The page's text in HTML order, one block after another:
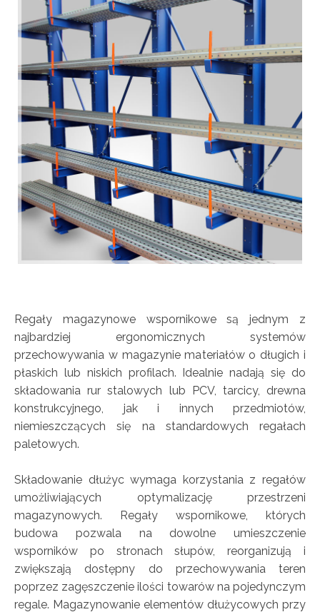
Regały magazynowe wspornikowe są jednym z
najbardziej ergonomicznych systemów
przechowywania w magazynie materiałów o długich i
płaskich lub niskich profilach. Idealnie nadają się do
składowania rur stalowych lub PCV, tarcicy, drewna
konstrukcyjnego, jak i innych przedmiotów,
niemieszczących się na standardowych regałach
paletowych.
Składowanie dłużyc wymaga korzystania z regałów
umożliwiających optymalizację przestrzeni
magazynowych. Regały wspornikowe, których
budowa pozwala na dowolne umieszczenie
wsporników po stronach słupów, reorganizują i
zwiększają dostępny do przechowywania teren
poprzez zagęszczenie ilości towarów na pojedynczym
regale. Magazynowanie elementów dłużycowych przy